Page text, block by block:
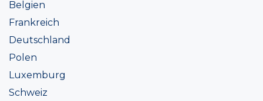
Belgien
Frankreich
Deutschland
Polen
Luxemburg
Schweiz